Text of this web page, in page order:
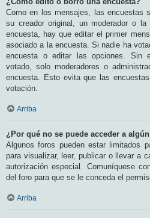
Como en los mensajes, las encuestas
su creador original, un moderador o
encuesta, hay que editar el primer
asociado a la encuesta. Si nadie ha
encuesta o editar las opciones. Sin
votado, solo moderadores o
encuesta. Esto evita que las
votación.
Arriba
¿Por qué no se puede acceder a
Algunos foros pueden estar limitados
para visualizar, leer, publicar o llevar a
autorización especial. Comuníquese
del foro para que se le conceda el
Arriba